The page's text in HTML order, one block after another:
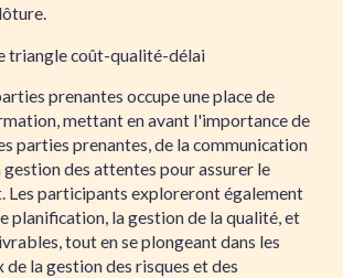
triangle coût-qualité-délai
prenantes occupe une place de
mettant en avant l'importance de
parties prenantes, de la communication
gestion des attentes pour assurer le
Les participants exploreront également
planification, la gestion de la qualité, et
tout en se plongeant dans les
de la gestion des risques et des